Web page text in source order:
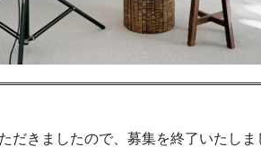
だきましたので、募集を終了いたしま